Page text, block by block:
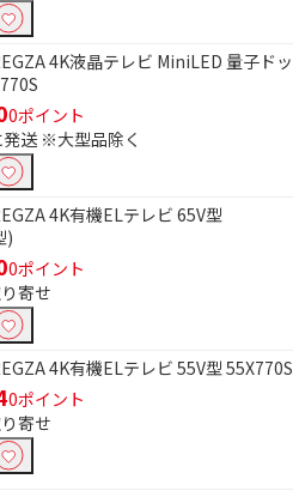
4K液晶テレビ MiniLED 量子ドッ
0ポイント
送 ※大型品除く
4K有機ELテレビ 65V型
)
0ポイント
寄せ
4K有機ELテレビ 55V型 55X770S
0ポイント
寄せ